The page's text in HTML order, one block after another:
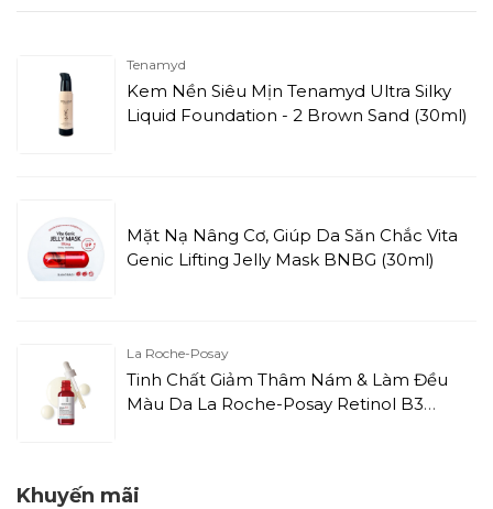
Tenamyd
Kem Nền Siêu Mịn Tenamyd Ultra Silky
Liquid Foundation - 2 Brown Sand (30ml)
Mặt Nạ Nâng Cơ, Giúp Da Săn Chắc Vita
Genic Lifting Jelly Mask BNBG (30ml)
La Roche-Posay
Tinh Chất Giảm Thâm Nám & Làm Đều
Màu Da La Roche-Posay Retinol B3
Khuyến mãi